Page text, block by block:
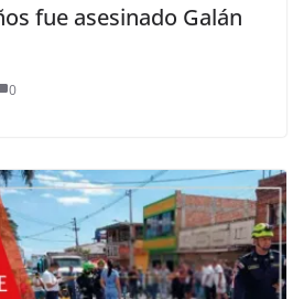
fue asesinado Galán
0